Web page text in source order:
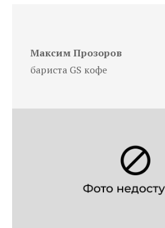
Максим Прозоров
бариста GS кофе